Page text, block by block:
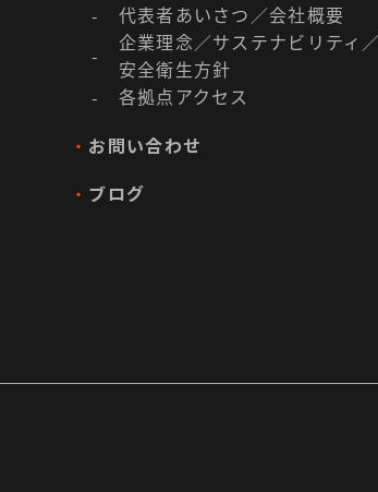
- 代表者あいさつ／会社概要
-
企業理念／サステナビリティ／
安全衛生方針
- 各拠点アクセス
・ お問い合わせ
・ ブログ